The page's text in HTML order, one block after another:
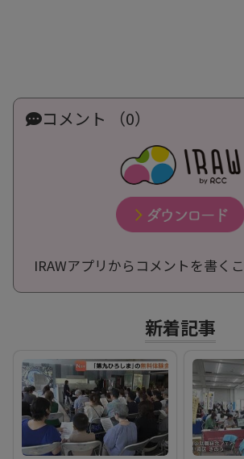
コメント （0）
IRAWアプリからコメントを書く
新着記事